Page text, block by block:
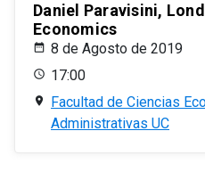
Daniel Paravisini,
Economics
8 de Agosto de 2019
17:00
Facultad de Ciencias
Administrativas UC